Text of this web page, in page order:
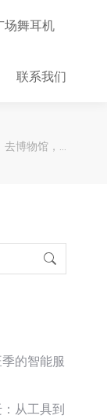
场舞耳机
联系我们
去博物馆，…
的智能服
从工具到